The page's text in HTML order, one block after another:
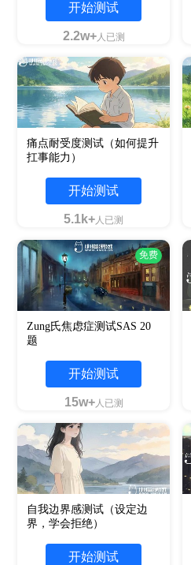
开始测试
2.2w+人已测
痛点耐受度测试（如何提升
扛事能力）
开始测试
5.1k+人已测
免费
Zung氏焦虑症测试SAS 20
题
开始测试
15w+人已测
自我边界感测试（设定边
界，学会拒绝）
开始测试